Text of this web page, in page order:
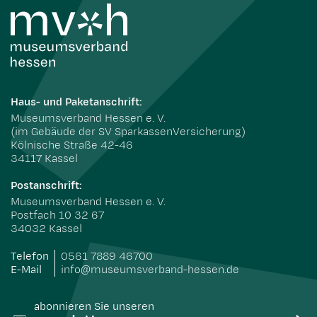
Haus- und Paketanschrift:
Museumsverband Hessen e. V.
(im Gebäude der SV SparkassenVersicherung)
Kölnische Straße 42-46
34117 Kassel
Postanschrift:
Museumsverband Hessen e. V.
Postfach 10 32 67
34032 Kassel
Telefon
0561 7889 46700
E-Mail
info@museumsverband-hessen.de
abonnieren Sie unseren